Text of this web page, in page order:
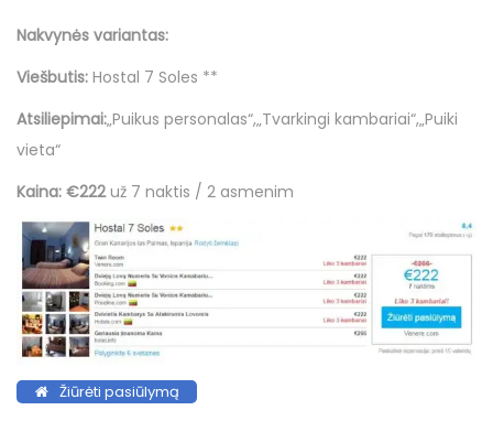
Nakvynės variantas:
Viešbutis: Hostal 7 Soles **
Atsiliepimai:„Puikus personalas“,„Tvarkingi kambariai“,„Puiki
vieta“
Kaina: €222už 7 naktis / 2 asmenim
Žiūrėti pasiūlymą